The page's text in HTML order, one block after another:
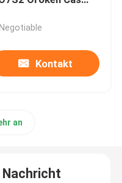
Stoffen
Kontakt
an